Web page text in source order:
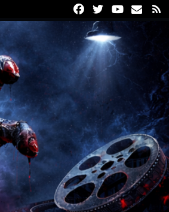
FacebookTwitterYoutube
Email